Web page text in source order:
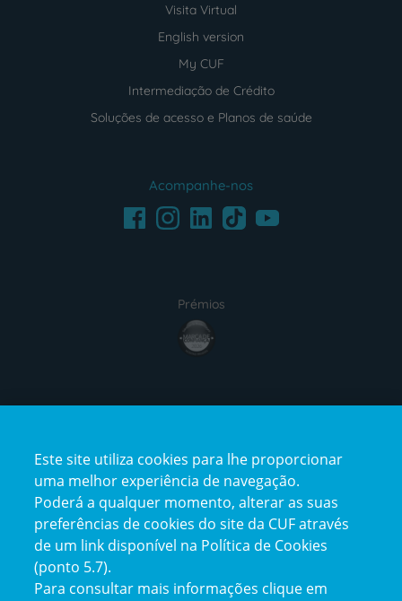
Visita Virtual
English version
My CUF
Intermediação de Crédito
Soluções de acesso e Planos de saúde
Acompanhe-nos
FacebookInstagramLinkedInTikTokYoutube
Prémios
award4
certification2certification3
Reclamações
Este site utiliza cookies para lhe proporcionar
uma melhor experiência de navegação.
Poderá a qualquer momento, alterar as suas
preferências de cookies do site da CUF através
de um link disponível na Política de Cookies
(ponto 5.7).
Para consultar mais informações clique em